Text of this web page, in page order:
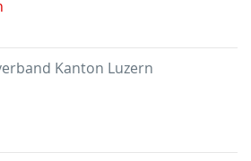
Kanton Luzern